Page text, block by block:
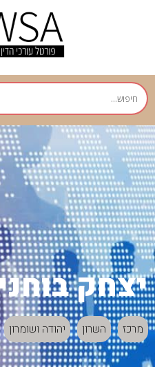
יצחק
מרכז השרון יהודה ושומרון